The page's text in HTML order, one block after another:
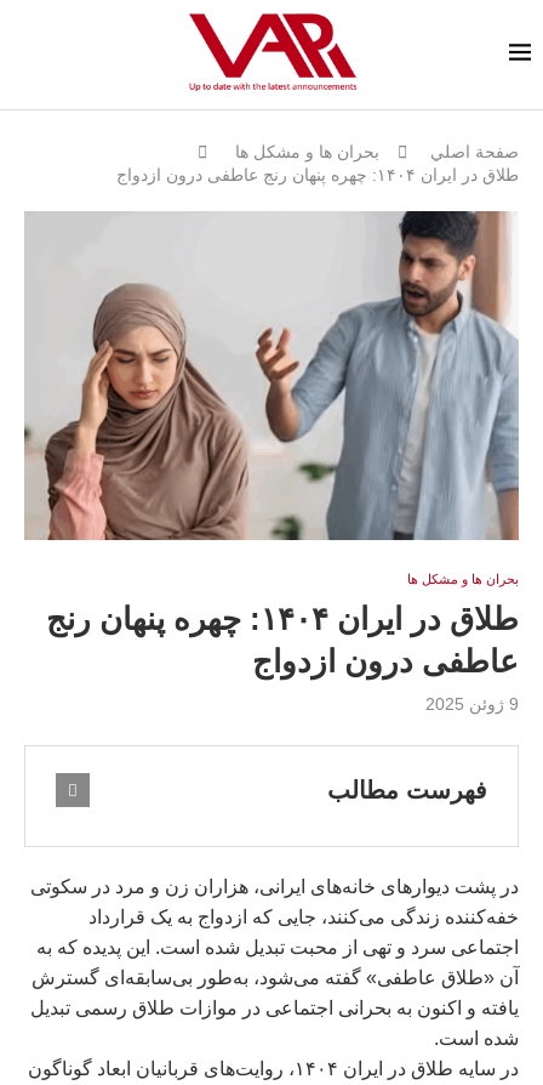
صفحة اصلي
بحران ها و مشكل ها
طلاق در ایران ۱۴۰۴: چهره پنهان رنج عاطفی درون ازدواج
بحران ها و مشكل ها
طلاق در ایران ۱۴۰۴: چهره پنهان رنج
عاطفی درون ازدواج
9 ژوئن 2025
فهرست مطالب
در پشت دیوارهای خانه‌های ایرانی، هزاران زن و مرد در سکوتی
خفه‌کننده زندگی می‌کنند، جایی که ازدواج به یک قرارداد
اجتماعی سرد و تهی از محبت تبدیل شده است. این پدیده که به
آن «طلاق عاطفی» گفته می‌شود، به‌طور بی‌سابقه‌ای گسترش
یافته و اکنون به بحرانی اجتماعی در موازات طلاق رسمی تبدیل
شده است.
در سایه طلاق در ایران ۱۴۰۴، روایت‌های قربانیان ابعاد گوناگون